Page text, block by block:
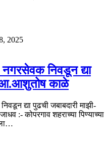
2025
नगरसेवक निवडून द्या
आ.आशुतोष काळे
द्या पुढची जबाबदारी माझी-
:- कोपरगाव शहराच्या पिण्याच्या